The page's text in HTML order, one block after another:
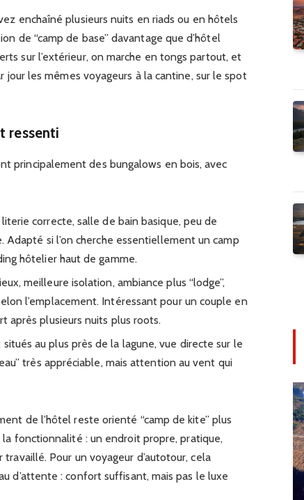
enchaîné plusieurs nuits en riads ou en hôtels
de “camp de base” davantage que d’hôtel
sur l’extérieur, on marche en tongs partout, et
jour les mêmes voyageurs à la cantine, sur le spot
ressenti
principalement des bungalows en bois, avec
literie correcte, salle de bain basique, peu de
Adapté si l’on cherche essentiellement un camp
hôtelier haut de gamme.
meilleure isolation, ambiance plus “lodge”,
l’emplacement. Intéressant pour un couple en
après plusieurs nuits plus roots.
situés au plus près de la lagune, vue directe sur le
très appréciable, mais attention au vent qui
de l’hôtel reste orienté “camp de kite” plus
fonctionnalité : un endroit propre, pratique,
Pour un voyageur d’autotour, cela
d’attente : confort suffisant, mais pas le luxe